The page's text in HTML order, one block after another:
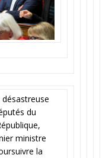
du
ministre
la